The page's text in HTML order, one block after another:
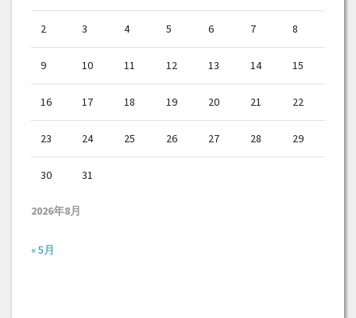
2026年8月
2 3 4 5 6 7 8
9 10 11 12 13 14 15
16 17 18 19 20 21 22
23 24 25 26 27 28 29
30 31
« 5月